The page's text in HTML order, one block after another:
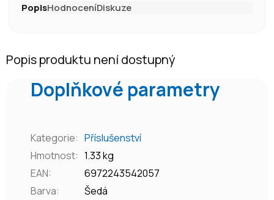
PopisHodnoceníDiskuze
Popis produktu není dostupný
Doplňkové parametry
Kategorie: Příslušenství
Hmotnost: 1.33 kg
EAN:
6972243542057
Barva: Šedá